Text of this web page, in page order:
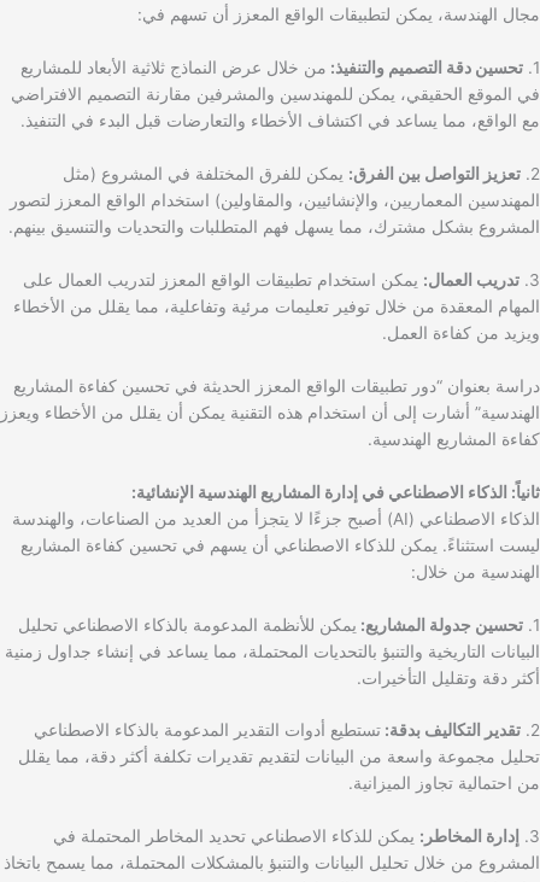
مجال الهندسة، يمكن لتطبيقات الواقع المعزز أن تسهم في:
1. تحسين دقة التصميم والتنفيذ: من خلال عرض النماذج ثلاثية الأبعاد للمشاريع
في الموقع الحقيقي، يمكن للمهندسين والمشرفين مقارنة التصميم الافتراضي
مع الواقع، مما يساعد في اكتشاف الأخطاء والتعارضات قبل البدء في التنفيذ.
2. تعزيز التواصل بين الفرق: يمكن للفرق المختلفة في المشروع (مثل
المهندسين المعماريين، والإنشائيين، والمقاولين) استخدام الواقع المعزز لتصور
المشروع بشكل مشترك، مما يسهل فهم المتطلبات والتحديات والتنسيق بينهم.
3. تدريب العمال: يمكن استخدام تطبيقات الواقع المعزز لتدريب العمال على
المهام المعقدة من خلال توفير تعليمات مرئية وتفاعلية، مما يقلل من الأخطاء
ويزيد من كفاءة العمل.
دراسة بعنوان “دور تطبيقات الواقع المعزز الحديثة في تحسين كفاءة المشاريع
الهندسية” أشارت إلى أن استخدام هذه التقنية يمكن أن يقلل من الأخطاء ويعزز
كفاءة المشاريع الهندسية.
ثانياً: الذكاء الاصطناعي في إدارة المشاريع الهندسية الإنشائية:
الذكاء الاصطناعي (AI) أصبح جزءًا لا يتجزأ من العديد من الصناعات، والهندسة
ليست استثناءً. يمكن للذكاء الاصطناعي أن يسهم في تحسين كفاءة المشاريع
الهندسية من خلال:
1. تحسين جدولة المشاريع: يمكن للأنظمة المدعومة بالذكاء الاصطناعي تحليل
البيانات التاريخية والتنبؤ بالتحديات المحتملة، مما يساعد في إنشاء جداول زمنية
أكثر دقة وتقليل التأخيرات.
2. تقدير التكاليف بدقة: تستطيع أدوات التقدير المدعومة بالذكاء الاصطناعي
تحليل مجموعة واسعة من البيانات لتقديم تقديرات تكلفة أكثر دقة، مما يقلل
من احتمالية تجاوز الميزانية.
3. إدارة المخاطر: يمكن للذكاء الاصطناعي تحديد المخاطر المحتملة في
المشروع من خلال تحليل البيانات والتنبؤ بالمشكلات المحتملة، مما يسمح باتخاذ